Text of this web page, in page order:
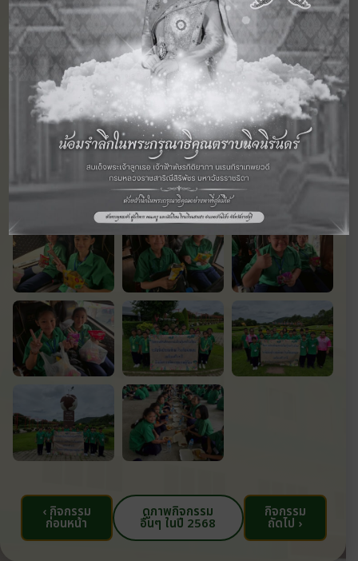
‹ กิจกรรม
ก่อนหน้า
ดูภาพกิจกรรม
อื่นๆ ในปี 2568
กิจกรรม
ถัดไป ›